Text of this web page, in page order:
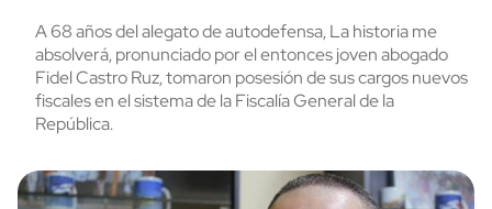
A 68 años del alegato de autodefensa, La historia me
absolverá, pronunciado por el entonces joven abogado
Fidel Castro Ruz, tomaron posesión de sus cargos nuevos
fiscales en el sistema de la Fiscalía General de la
República.